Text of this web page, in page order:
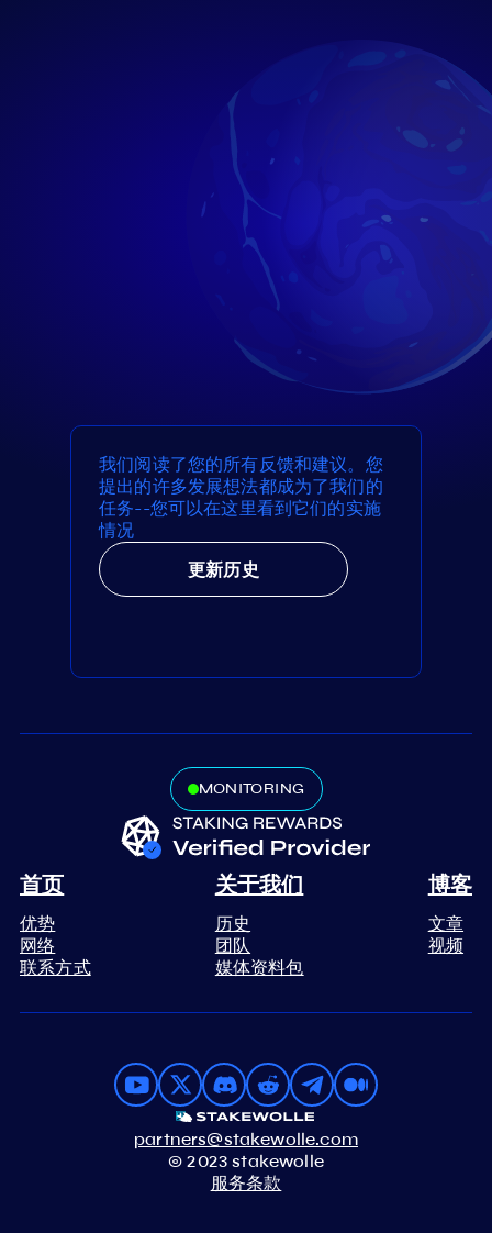
我们阅读了您的所有反馈和建议。您
提出的许多发展想法都成为了我们的
任务--您可以在这里看到它们的实施
情况
更新历史
MONITORING
首页
优势
网络
联系方式
关于我们
历史
团队
媒体资料包
博客
文章
视频
partners@stakewolle.com
© 2023 stakewolle
服务条款